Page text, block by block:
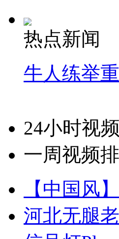
热点新闻
牛人练举
24小时视
一周视频
【中国风
河北无腿